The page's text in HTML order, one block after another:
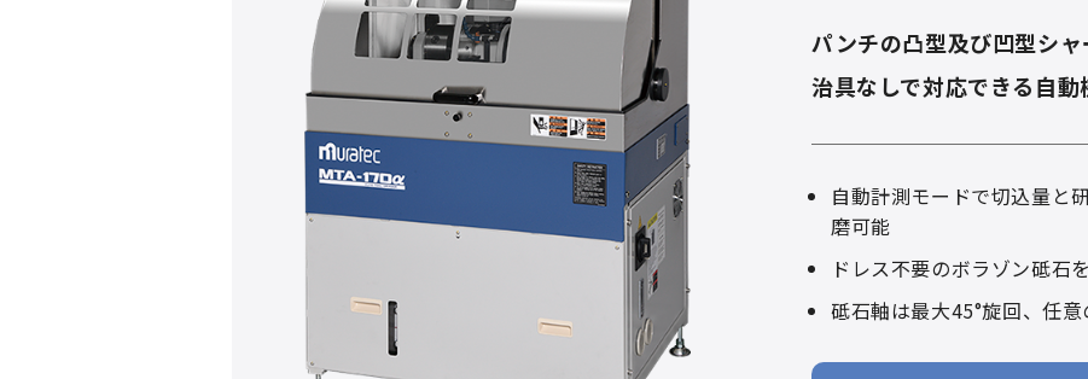
パンチの凸型及び凹型シャ
治具なしで対応できる自動
自動計測モードで切込量と
磨可能
ドレス不要のボラゾン砥石
砥石軸は最大45°旋回、任